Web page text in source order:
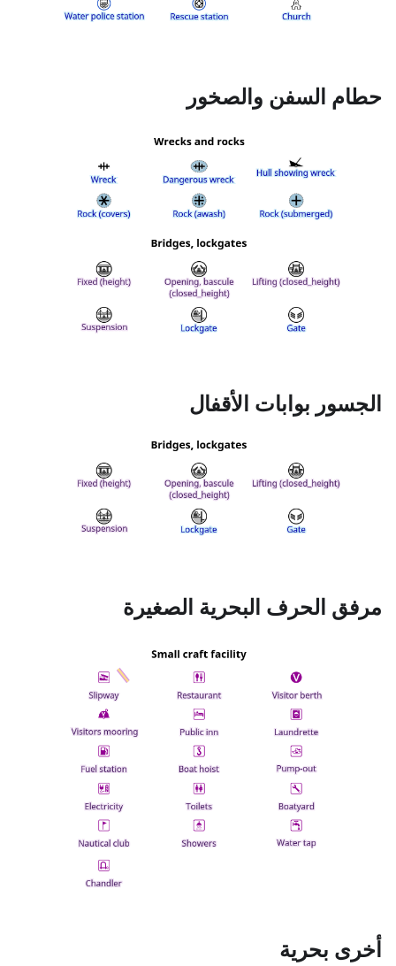
حطام السفن والصخور
الجسور بوابات الأقفال
مرفق الحرف البحرية الصغيرة
أخرى بحرية